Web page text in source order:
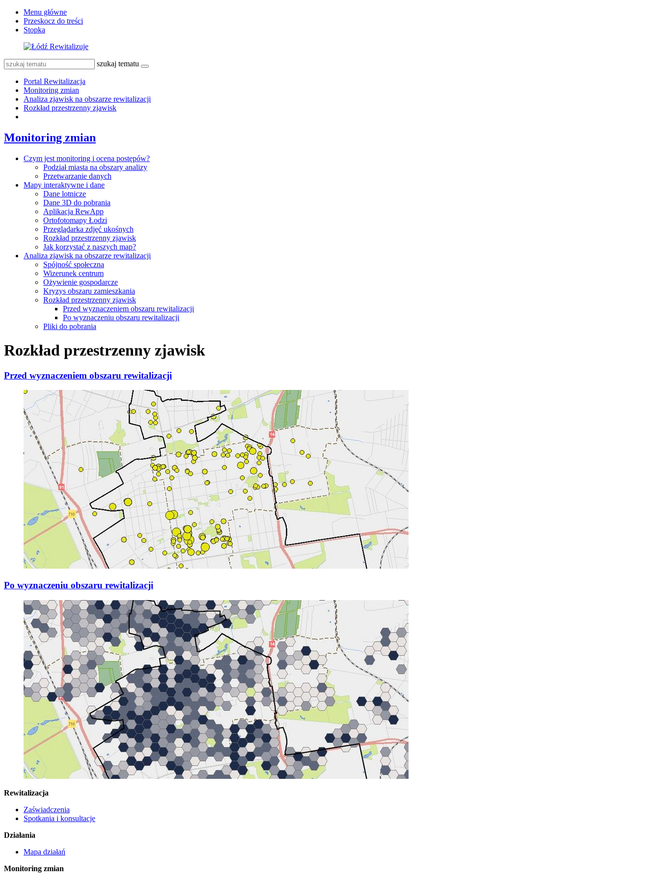
Menu główne
Przeskocz do treści
Stopka
szukaj tematu
Portal Rewitalizacja
Monitoring zmian
Analiza zjawisk na obszarze rewitalizacji
Rozkład przestrzenny zjawisk
Monitoring zmian
Czym jest monitoring i ocena postępów?
Podział miasta na obszary analizy
Przetwarzanie danych
Mapy interaktywne i dane
Dane lotnicze
Dane 3D do pobrania
Aplikacja RewApp
Ortofotomapy Łodzi
Przeglądarka zdjęć ukośnych
Rozkład przestrzenny zjawisk
Jak korzystać z naszych map?
Analiza zjawisk na obszarze rewitalizacji
Spójność społeczna
Wizerunek centrum
Ożywienie gospodarcze
Kryzys obszaru zamieszkania
Rozkład przestrzenny zjawisk
Przed wyznaczeniem obszaru rewitalizacji
Po wyznaczeniu obszaru rewitalizacji
Pliki do pobrania
Rozkład przestrzenny zjawisk
Przed wyznaczeniem obszaru rewitalizacji
Po wyznaczeniu obszaru rewitalizacji
Rewitalizacja
Zaświadczenia
Spotkania i konsultacje
Działania
Mapa działań
Monitoring zmian